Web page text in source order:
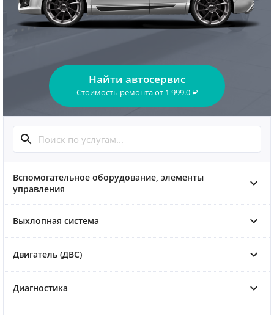
Найти автосервис
Стоимость ремонтаот 1 999.0 ₽
Вспомогательное оборудование, элементы
управления
Выхлопная система
Двигатель (ДВС)
Диагностика